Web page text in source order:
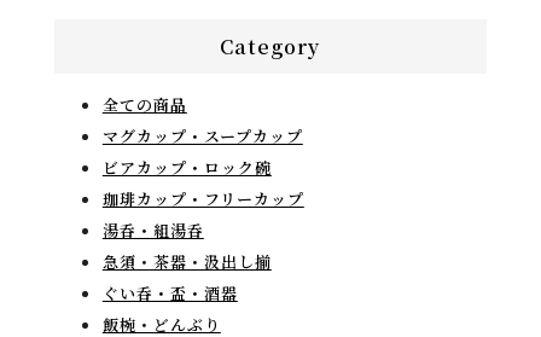
Category
全ての商品
マグカップ・スープカップ
ビアカップ・ロック碗
珈琲カップ・フリーカップ
湯呑・組湯呑
急須・茶器・汲出し揃
ぐい呑・盃・酒器
飯椀・どんぶり